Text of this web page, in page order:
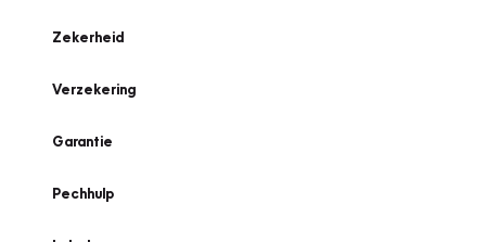
Zekerheid
Verzekering
Garantie
Pechhulp